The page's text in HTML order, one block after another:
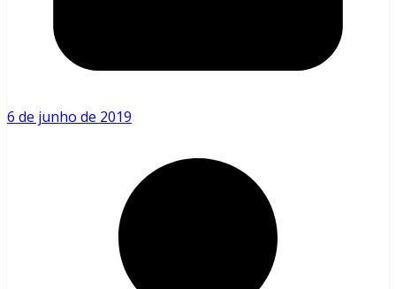
6 de junho de 2019